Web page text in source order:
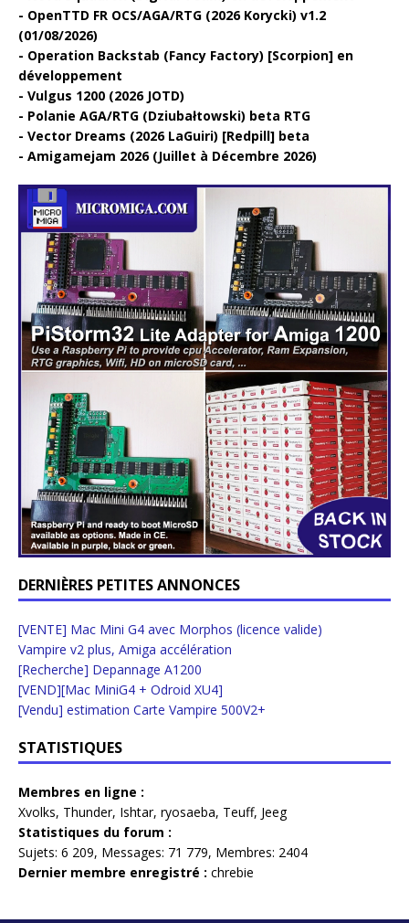
OpenTTD FR OCS/AGA/RTG (2026 Korycki) v1.2
(01/08/2026)
Operation Backstab (Fancy Factory) [Scorpion] en
développement
Vulgus 1200 (2026 JOTD)
Polanie AGA/RTG (Dziubałtowski) beta RTG
Vector Dreams (2026 LaGuiri) [Redpill] beta
Amigamejam 2026 (Juillet à Décembre 2026)
DERNIÈRES PETITES ANNONCES
[VENTE] Mac Mini G4 avec Morphos (licence valide)
Vampire v2 plus, Amiga accélération
[Recherche] Depannage A1200
[VEND][Mac MiniG4 + Odroid XU4]
[Vendu] estimation Carte Vampire 500V2+
STATISTIQUES
Membres en ligne :
Xvolks, Thunder, Ishtar, ryosaeba, Teuff, Jeeg
Statistiques du forum :
Sujets: 6 209, Messages: 71 779, Membres: 2404
Dernier membre enregistré : chrebie